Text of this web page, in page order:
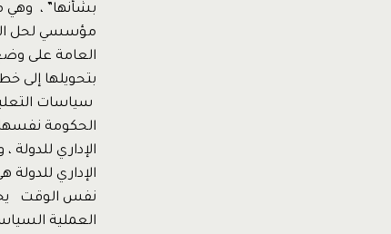
بشأنها” ،
مؤسسي لحل
العامة على
بتحويلها إلى
سياسات
الحكومة
الإداري
الإداري
نفس الوقت
العملية